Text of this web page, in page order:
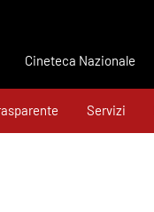
Cineteca Nazionale
Servizi